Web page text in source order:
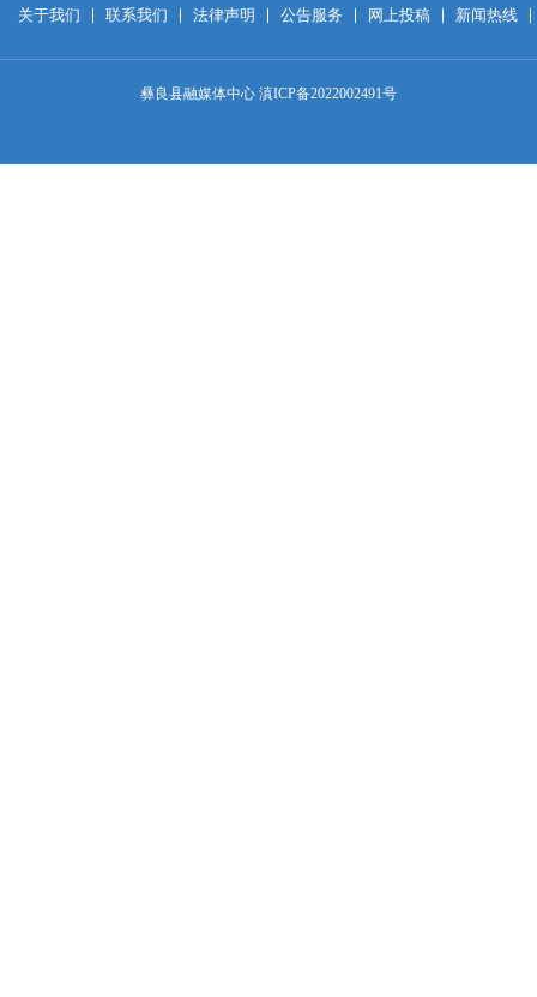
关于我们 联系我们 法律声明 公告服务 网上投稿 新闻热线
彝良县融媒体中心 滇ICP备2022002491号